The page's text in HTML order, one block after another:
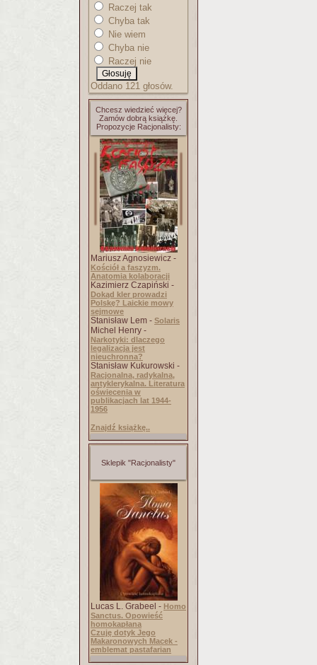
Raczej tak
Chyba tak
Nie wiem
Chyba nie
Raczej nie
Oddano 121 głosów.
Chcesz wiedzieć więcej?
Zamów dobrą książkę.
Propozycje Racjonalisty:
Mariusz Agnosiewicz -
Kościół a faszyzm.
Anatomia kolaboracji
Kazimierz Czapiński -
Dokąd kler prowadzi
Polskę? Laickie mowy
sejmowe
Stanisław Lem - Solaris
Michel Henry -
Narkotyki: dlaczego
legalizacja jest
nieuchronna?
Stanisław Kukurowski -
Racjonalna, radykalna,
antyklerykalna. Literatura
oświecenia w
publikacjach lat 1944-
1956
Znajdź książkę..
Sklepik "Racjonalisty"
Lucas L. Grabeel - Homo
Sanctus. Opowieść
homokapłana
Czuję dotyk Jego
Makaronowych Macek -
emblemat pastafarian